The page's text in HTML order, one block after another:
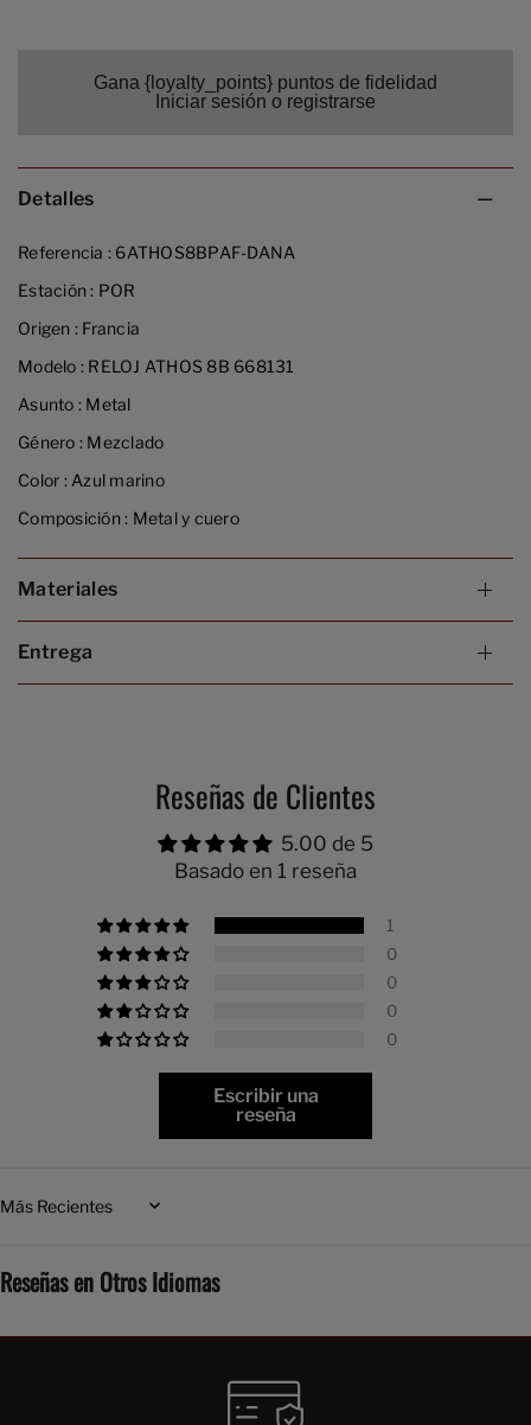
Gana {loyalty_points} puntos de fidelidad
Iniciar sesión o registrarse
Detalles
Referencia : 6ATHOS8BPAF-DANA
Estación : POR
Origen : Francia
Modelo : RELOJ ATHOS 8B 668131
Asunto : Metal
Género : Mezclado
Color : Azul marino
Composición : Metal y cuero
Materiales
Entrega
Reseñas de Clientes
5.00 de 5
Basado en 1 reseña
1
0
0
0
0
Escribir una
reseña
Sort by
Reseñas en Otros Idiomas